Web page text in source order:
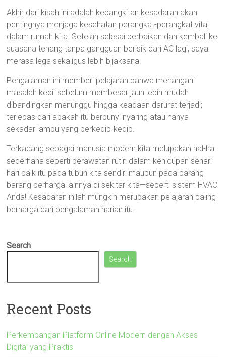
Akhir dari kisah ini adalah kebangkitan kesadaran akan
pentingnya menjaga kesehatan perangkat-perangkat vital
dalam rumah kita. Setelah selesai perbaikan dan kembali ke
suasana tenang tanpa gangguan berisik dari AC lagi, saya
merasa lega sekaligus lebih bijaksana.
Pengalaman ini memberi pelajaran bahwa menangani
masalah kecil sebelum membesar jauh lebih mudah
dibandingkan menunggu hingga keadaan darurat terjadi;
terlepas dari apakah itu berbunyi nyaring atau hanya
sekadar lampu yang berkedip-kedip.
Terkadang sebagai manusia modern kita melupakan hal-hal
sederhana seperti perawatan rutin dalam kehidupan sehari-
hari baik itu pada tubuh kita sendiri maupun pada barang-
barang berharga lainnya di sekitar kita—seperti sistem HVAC
Anda! Kesadaran inilah mungkin merupakan pelajaran paling
berharga dari pengalaman harian itu.
Search
Search
Recent Posts
Perkembangan Platform Online Modern dengan Akses
Digital yang Praktis